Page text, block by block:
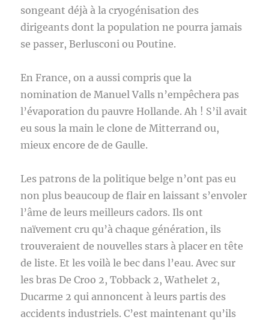
songeant déjà à la cryogénisation des
dirigeants dont la population ne pourra jamais
se passer, Berlusconi ou Poutine.
En France, on a aussi compris que la
nomination de Manuel Valls n’empêchera pas
l’évaporation du pauvre Hollande. Ah ! S’il avait
eu sous la main le clone de Mitterrand ou,
mieux encore de de Gaulle.
Les patrons de la politique belge n’ont pas eu
non plus beaucoup de flair en laissant s’envoler
l’âme de leurs meilleurs cadors. Ils ont
naïvement cru qu’à chaque génération, ils
trouveraient de nouvelles stars à placer en tête
de liste. Et les voilà le bec dans l’eau. Avec sur
les bras De Croo 2, Tobback 2, Wathelet 2,
Ducarme 2 qui annoncent à leurs partis des
accidents industriels. C’est maintenant qu’ils